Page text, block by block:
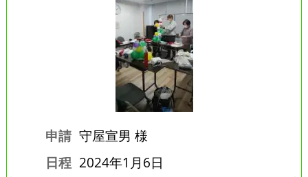
申請 守屋宣男 様
日程 2024年1月6日